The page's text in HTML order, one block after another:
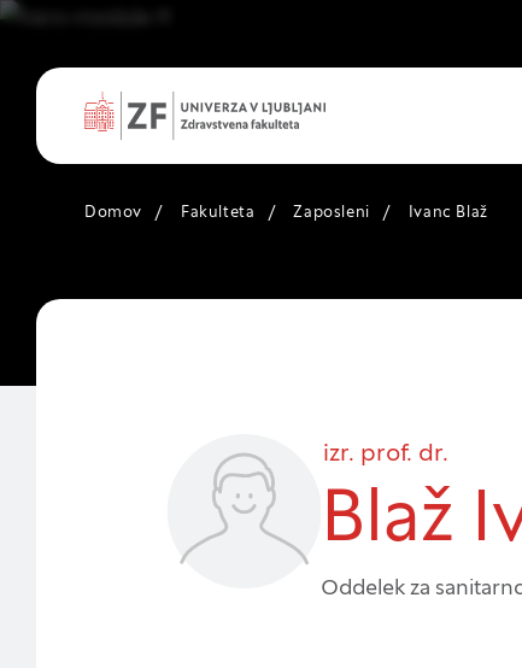
Domov / Fakulteta / Zaposleni / Ivanc Blaž
izr. prof. dr.
Blaž
Oddelek za
večinoma v
ali pa skrbijo, da
uporabniško